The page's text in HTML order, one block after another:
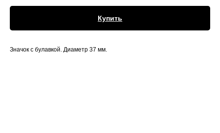
Купить
Значок с булавкой. Диаметр 37 мм.